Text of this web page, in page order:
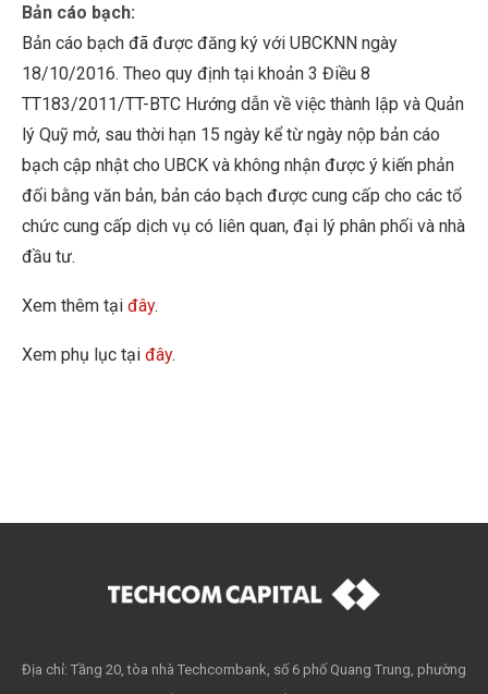
Bản cáo bạch:
Bản cáo bạch đã được đăng ký với UBCKNN ngày
18/10/2016. Theo quy định tại khoản 3 Điều 8
TT183/2011/TT-BTC Hướng dẫn về việc thành lập và Quản
lý Quỹ mở, sau thời hạn 15 ngày kể từ ngày nộp bản cáo
bạch cập nhật cho UBCK và không nhận được ý kiến phản
đối bằng văn bản, bản cáo bạch được cung cấp cho các tổ
chức cung cấp dịch vụ có liên quan, đại lý phân phối và nhà
đầu tư.
Xem thêm tại đây.
Xem phụ lục tại đây.
Địa chỉ: Tầng 20, tòa nhà Techcombank, số 6 phố Quang Trung, phường